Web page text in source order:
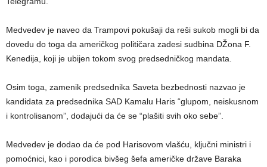
Medvedev je naveo da Trampovi pokušaji da reši sukob mogli bi da
dovedu do toga da američkog političara zadesi sudbina DŽona F.
Kenedija, koji je ubijen tokom svog predsedničkog mandata.
Osim toga, zamenik predsednika Saveta bezbednosti nazvao je
kandidata za predsednika SAD Kamalu Haris “glupom, neiskusnom
i kontrolisanom”, dodajući da će se “plašiti svih oko sebe”.
Medvedev je dodao da će pod Harisovom vlašću, ključni ministri i
pomoćnici, kao i porodica bivšeg šefa američke države Baraka